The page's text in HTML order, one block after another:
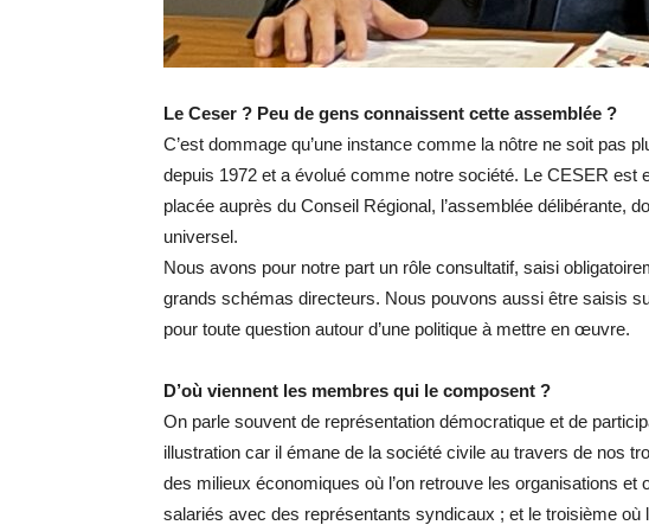
Le Ceser ? Peu de gens connaissent cette assemblée ?
C’est dommage qu’une instance comme la nôtre ne soit pas
depuis 1972 et a évolué comme notre société. Le CESER est
placée auprès du Conseil Régional, l’assemblée délibérante,
universel.
Nous avons pour notre part un rôle consultatif, saisi
grands schémas directeurs. Nous pouvons aussi être saisis
pour toute question autour d’une politique à mettre en œuvre.
D’où viennent les membres qui le composent ?
On parle souvent de représentation démocratique et de
illustration car il émane de la société civile au travers de nos
des milieux économiques où l’on retrouve les organisations
salariés avec des représentants syndicaux ; et le troisième où